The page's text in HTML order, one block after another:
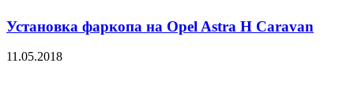
Установка фаркопа на Opel Astra H Caravan
11.05.2018